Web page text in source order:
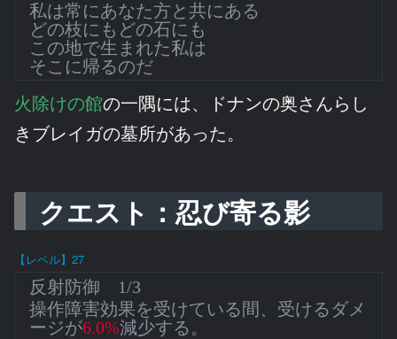
私は常にあなた方と共にある
どの枝にもどの石にも
この地で生まれた私は
そこに帰るのだ
火除けの館の一隅には、ドナンの奥さんらし
きブレイガの墓所があった。
クエスト：忍び寄る影
【レベル】27
反射防御 1/3
操作障害効果を受けている間、受けるダメ
ージが6.0%減少する。